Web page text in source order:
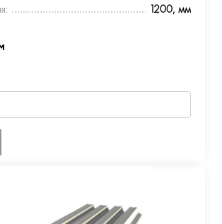
1200, мм